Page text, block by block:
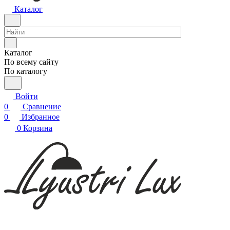
Каталог
Каталог
По всему сайту
По каталогу
Войти
0
Сравнение
0
Избранное
0 Корзина